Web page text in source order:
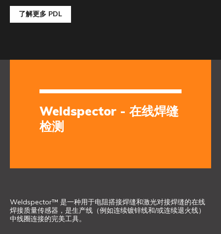
了解更多 PDL
Weldspector - 在线焊缝
检测
Weldspector™ 是一种用于电阻搭接焊缝和激光对接焊缝的在线
焊接质量传感器，是生产线（例如连续镀锌线和/或连续退火线）
中线圈连接的完美工具。